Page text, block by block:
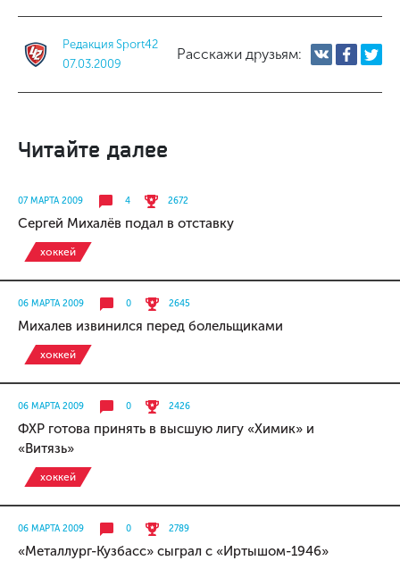
Редакция Sport42
07.03.2009
Расскажи друзьям:
Читайте далее
07 МАРТА 2009 4 2672
Сергей Михалёв подал в отставку
хоккей
06 МАРТА 2009 0 2645
Михалев извинился перед болельщиками
хоккей
06 МАРТА 2009 0 2426
ФХР готова принять в высшую лигу «Химик» и
«Витязь»
хоккей
06 МАРТА 2009 0 2789
«Металлург-Кузбасс» сыграл с «Иртышом-1946»